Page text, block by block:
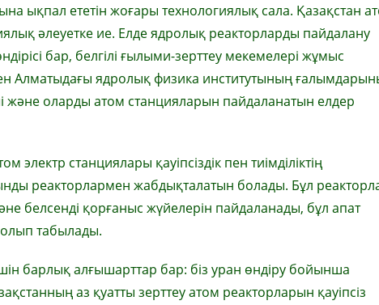
ықпал ететін жоғары технологиялық сала. Қазақстан
әлеуетке ие. Елде ядролық реакторларды пайдалану
бар, белгілі ғылыми-зерттеу мекемелері жұмыс
Алматыдағы ядролық физика институтының
және оларды атом станцияларын пайдаланатын елдер
станциялары қауіпсіздік пен тиімділіктің
реакторлармен жабдықталатын болады. Бұл
белсенді қорғаныс жүйелерін пайдаланады, бұл апат
табылады.
барлық алғышарттар бар: біз уран өндіру бойынша
аз қуатты зерттеу атом реакторларын қауіпсіз